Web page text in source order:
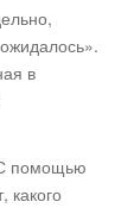
в
помощью
какого